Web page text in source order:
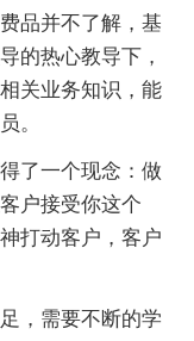
品并不了解，基
的热心教导下，
关业务知识，能
。
了一个现念：做
户接受你这个
打动客户，客户
，需要不断的学